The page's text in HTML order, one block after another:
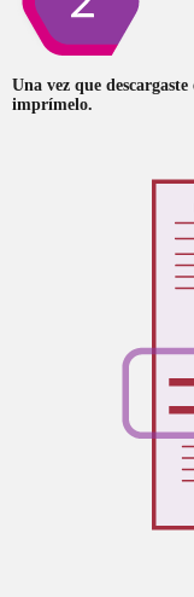
Una vez que
imprímelo.